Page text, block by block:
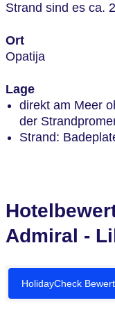
Strand sind es ca.
Ort
Opatija
Lage
direkt am Meer
der
Strand:
Admiral -
HolidayCheck